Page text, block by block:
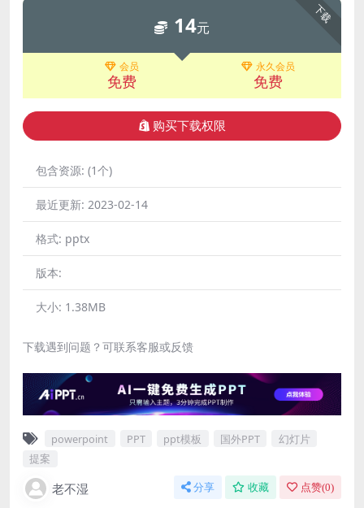
下载
14元
会员
免费
永久会员
免费
购买下载权限
包含资源: (1个)
最近更新: 2023-02-14
格式: pptx
版本:
大小: 1.38MB
下载遇到问题？可联系客服或反馈
powerpoint PPT ppt模板 国外PPT
幻灯片
提案
老不湿 分享 收藏 点赞(0)